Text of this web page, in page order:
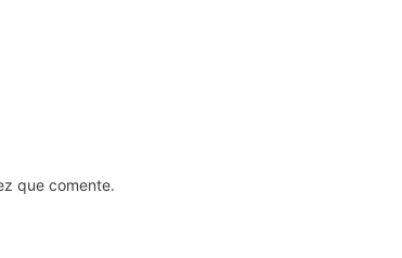
que comente.